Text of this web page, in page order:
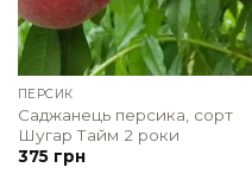
ПЕРСИК
Саджанець персика, сорт
Шугар Тайм 2 роки
375 грн